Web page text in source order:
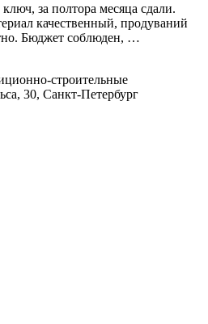
за полтора месяца сдали.
качественный, продуваний
Бюджет соблюден, …
строительные
30, Санкт-Петербург